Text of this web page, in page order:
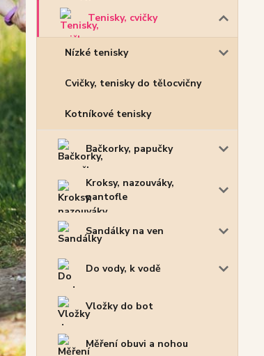
Tenisky, cvičky
Nízké tenisky
Cvičky, tenisky do tělocvičny
Kotníkové tenisky
Bačkorky, papučky
Kroksy, nazouváky,
pantofle
Sandálky na ven
Do vody, k vodě
Vložky do bot
Měření obuvi a nohou